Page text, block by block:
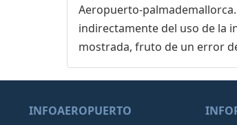
Aeropuerto-
indirectamente del uso de la
mostrada, fruto de un error
INFOAEROPUERTO